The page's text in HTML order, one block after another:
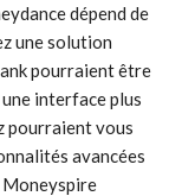
dépend de
une solution
pourraient être
interface plus
pourraient vous
avancées
Moneyspire